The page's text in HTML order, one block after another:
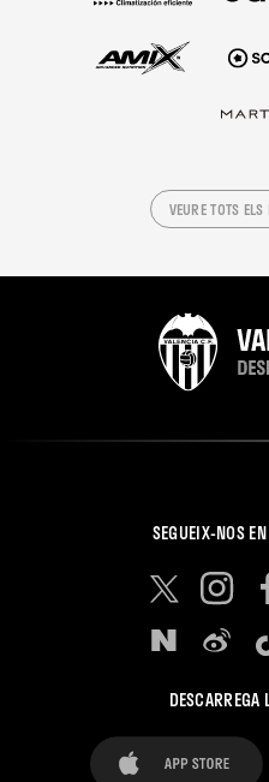
VEURE TOTS
SEGUEIX-NOS
DESCARREGA